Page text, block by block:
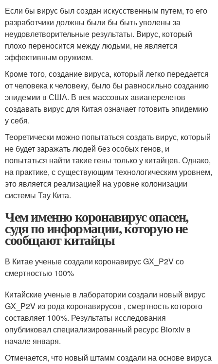
Если бы вирус был создан искусственным путем, то его
разработчики должны были бы быть уволены за
неудовлетворительные результаты. Вирус, который
плохо переносится между людьми, не является
эффективным оружием.
Кроме того, создание вируса, который легко передается
от человека к человеку, было бы равносильно созданию
эпидемии в США. В век массовых авиаперелетов
создавать вирус для Китая означает готовить эпидемию
у себя.
Теоретически можно попытаться создать вирус, который
не будет заражать людей без особых генов, и
попытаться найти такие гены только у китайцев. Однако,
на практике, с существующим технологическим уровнем,
это является реализацией на уровне колонизации
системы Тау Кита.
Чем именно коронавирус опасен,
судя по информации, которую не
сообщают китайцы
В Китае ученые создали коронавирус GX_P2V со
смертностью 100%
Китайские ученые в лаборатории создали новый вирус
GX_P2V из рода коронавирусов , смертность которого
составляет 100%. Результаты исследования
опубликовал специализированный ресурс Biorxiv в
начале января.
Отмечается, что новый штамм создали на основе вируса